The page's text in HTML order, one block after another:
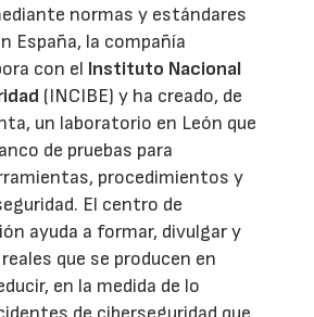
normas y estándares
España, la compañía
con el Instituto Nacional
(INCIBE) y ha creado, de
un laboratorio en León que
de pruebas para
procedimientos y
El centro de
ayuda a formar, divulgar y
que se producen en
en la medida de lo